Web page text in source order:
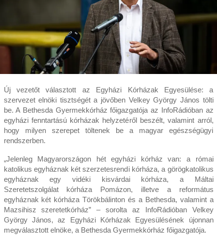
Új vezetőt választott az Egyházi Kórházak Egyesülése: a
szervezet elnöki tisztségét a jövőben Velkey György János tölti
be. A Bethesda Gyermekkórház főigazgatója az InfoRádióban az
egyházi fenntartású kórházak helyzetéről beszélt, valamint arról,
hogy milyen szerepet töltenek be a magyar egészségügyi
rendszerben.
„Jelenleg Magyarországon hét egyházi kórház van: a római
katolikus egyháznak két szerzetesrendi kórháza, a görögkatolikus
egyháznak egy vidéki kisvárdai kórháza, a Máltai
Szeretetszolgálat kórháza Pomázon, illetve a református
egyháznak két kórháza Törökbálinton és a Bethesda, valamint a
Mazsihisz szeretetkórház” – sorolta az InfoRádióban Velkey
György János, az Egyházi Kórházak Egyesülésének újonnan
megválasztott elnöke, a Bethesda Gyermekkórház főigazgatója.